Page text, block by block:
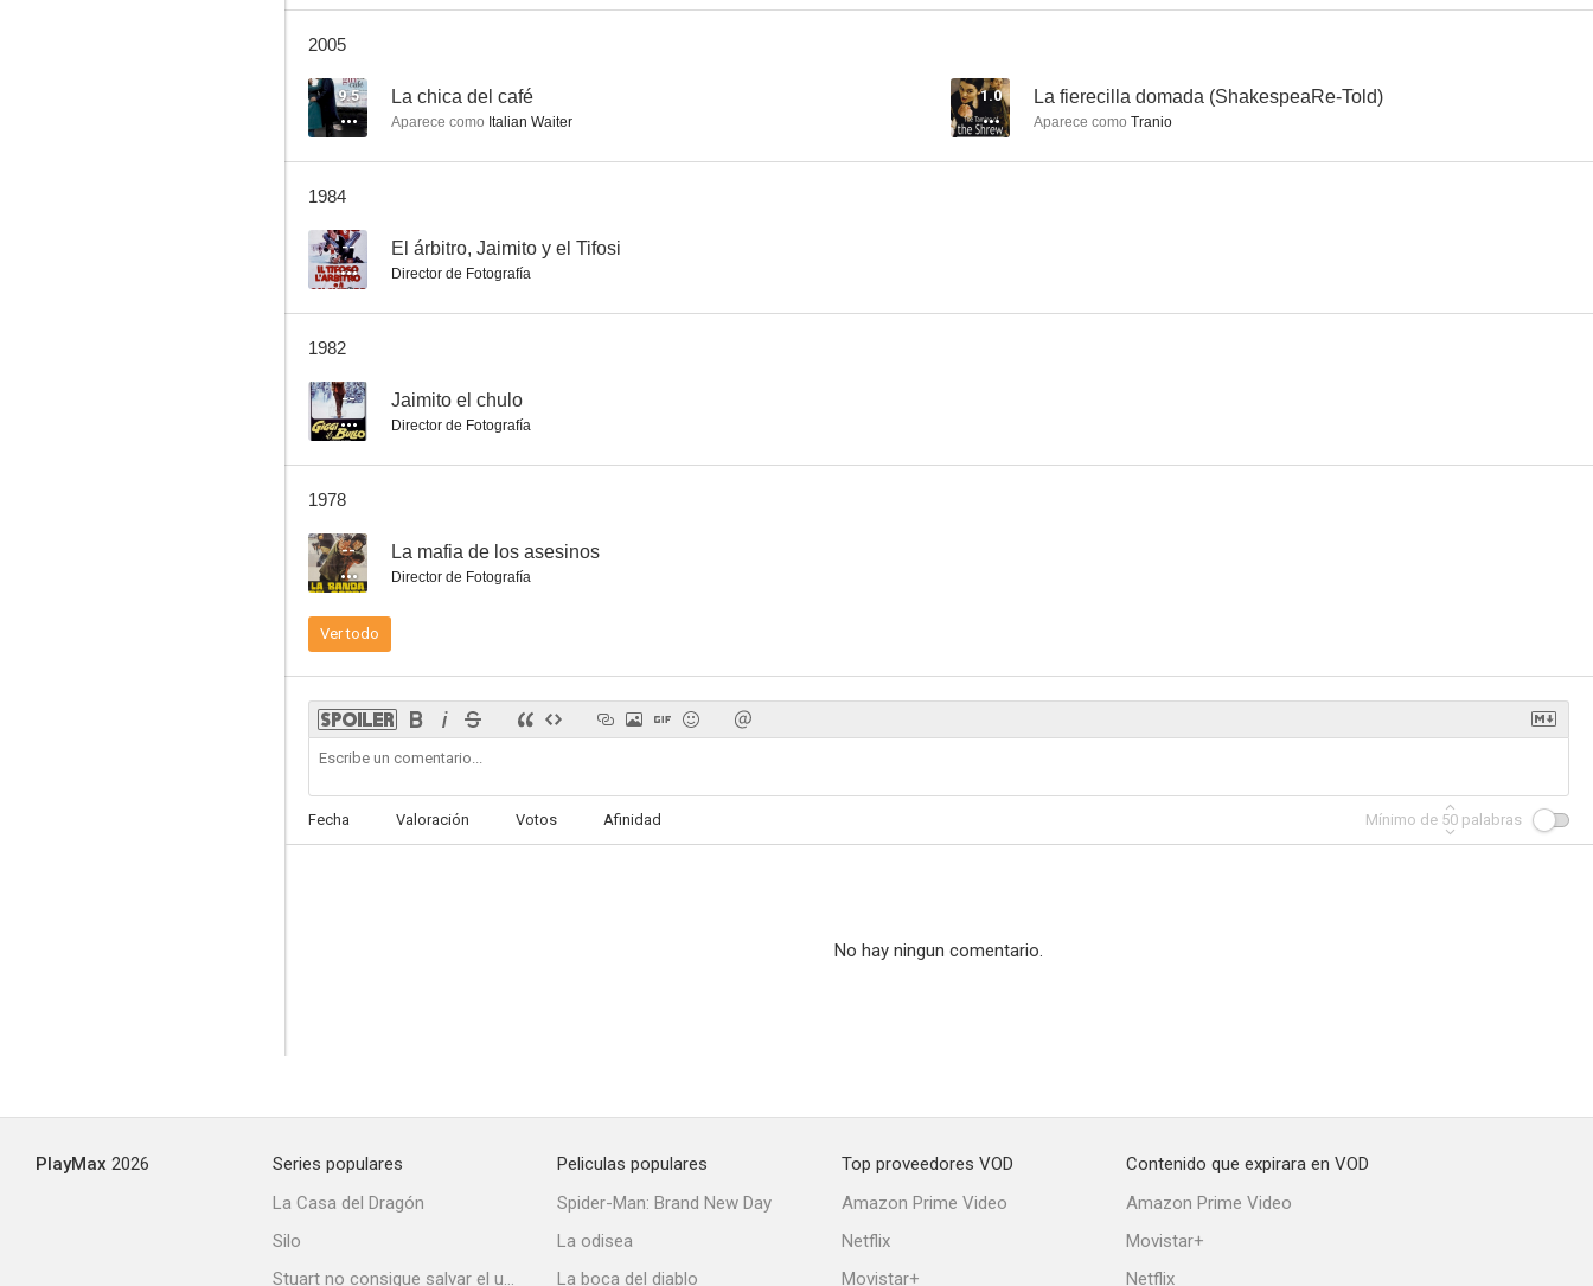
2005
9.5 La chica del café
Aparece como Italian Waiter
1.0 La fierecilla domada (ShakespeaRe-Told)
Aparece como Tranio
1984
-- El árbitro, Jaimito y el Tifosi
Director de Fotografía
1982
-- Jaimito el chulo
Director de Fotografía
1978
-- La mafia de los asesinos
Director de Fotografía
Ver todo
Fecha Valoración Votos Afinidad Mínimo de 50 palabras
No hay ningun comentario.
PlayMax 2026
Series populares
La Casa del Dragón
Silo
Stuart no consigue salvar el universo
Peliculas populares
Spider-Man: Brand New Day
La odisea
La boca del diablo
Top proveedores VOD
Amazon Prime Video
Netflix
Movistar+
Contenido que expirara en VOD
Amazon Prime Video
Movistar+
Netflix